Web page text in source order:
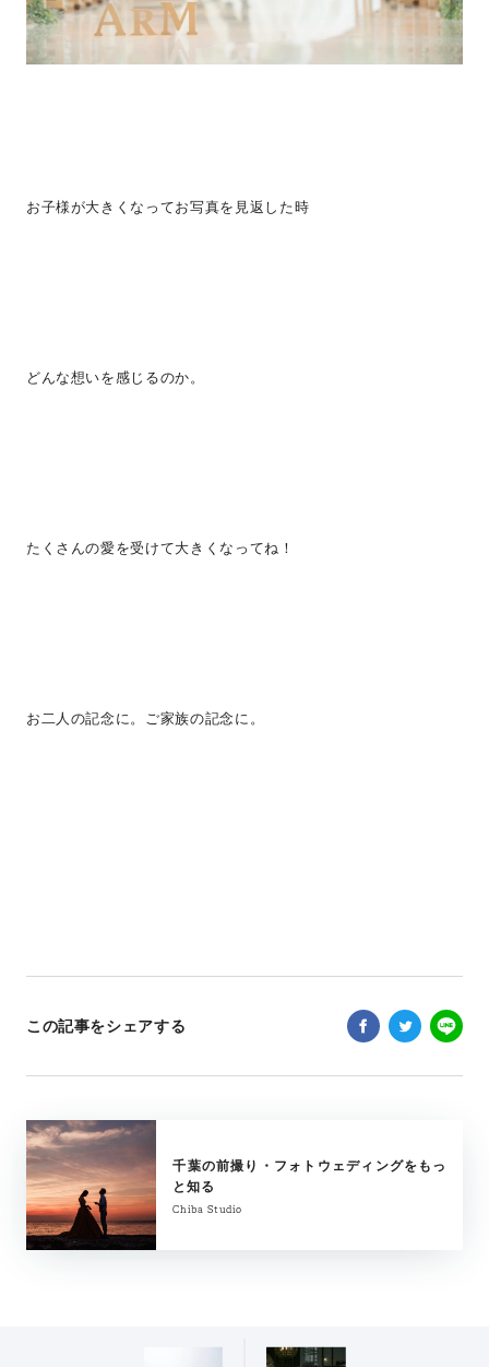
お子様が大きくなってお写真を見返した時
どんな想いを感じるのか。
たくさんの愛を受けて大きくなってね！
お二人の記念に。ご家族の記念に。
この記事をシェアする
千葉の前撮り・フォトウェディングをもっ
と知る
Chiba Studio